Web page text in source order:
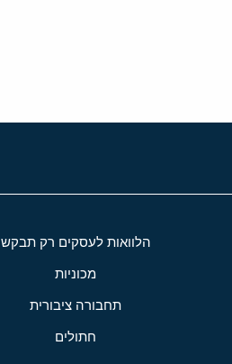
הלוואות לעסקים רק תבקש
מכוניות
תחבורה ציבורית
חתולים